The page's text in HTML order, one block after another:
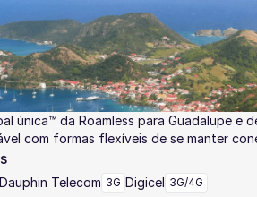
única™ da Roamless para Guadalupe e
com formas flexíveis de se manter
Dauphin Telecom 3G Digicel 3G/4G